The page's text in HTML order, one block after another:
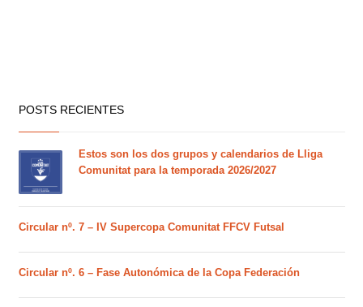
POSTS RECIENTES
Estos son los dos grupos y calendarios de Lliga
Comunitat para la temporada 2026/2027
Circular nº. 7 – IV Supercopa Comunitat FFCV Futsal
Circular nº. 6 – Fase Autonómica de la Copa Federación